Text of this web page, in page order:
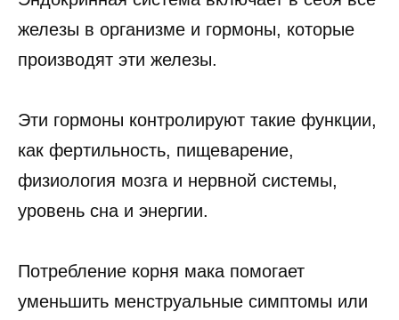
железы в организме и гормоны, которые
производят эти железы.
Эти гормоны контролируют такие функции,
как фертильность, пищеварение,
физиология мозга и нервной системы,
уровень сна и энергии.
Потребление корня мака помогает
уменьшить менструальные симптомы или